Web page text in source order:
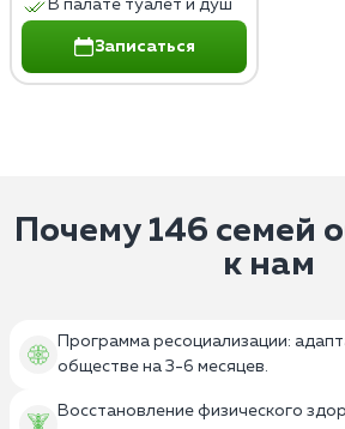
В палате туалет и душ
Записаться
Почему 146 семей
к нам
Программа ресоциализации:
обществе на 3-6 месяцев.
Восстановление физического